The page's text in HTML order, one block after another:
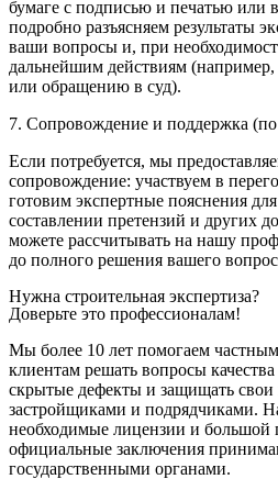
бумаге с подписью и печатью или
подробно разъясняем результаты
ваши вопросы и, при
дальнейшим действиям (например,
или обращению в суд).
7. Сопровождение и поддержка
Если потребуется, мы
сопровождение: участвуем в
готовим экспертные пояснения
составлении претензий и других
можете рассчитывать на нашу
до полного решения вашего
Нужна строительная экспертиза?
Доверьте это профессионалам!
Мы более 10 лет помогаем
клиентам решать вопросы
скрытые дефекты и защищать свои
застройщиками и подрядчиками.
необходимые лицензии и большой
официальные заключения
государственными органами.